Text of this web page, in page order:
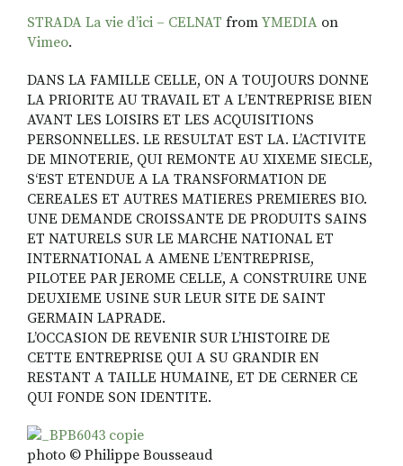
STRADA La vie d’ici – CELNAT from YMEDIA on
Vimeo.
DANS LA FAMILLE CELLE, ON A TOUJOURS DONNE
LA PRIORITE AU TRAVAIL ET A L’ENTREPRISE BIEN
AVANT LES LOISIRS ET LES ACQUISITIONS
PERSONNELLES. LE RESULTAT EST LA. L’ACTIVITE
DE MINOTERIE, QUI REMONTE AU XIXEME SIECLE,
S‘EST ETENDUE A LA TRANSFORMATION DE
CEREALES ET AUTRES MATIERES PREMIERES BIO.
UNE DEMANDE CROISSANTE DE PRODUITS SAINS
ET NATURELS SUR LE MARCHE NATIONAL ET
INTERNATIONAL A AMENE L’ENTREPRISE,
PILOTEE PAR JEROME CELLE, A CONSTRUIRE UNE
DEUXIEME USINE SUR LEUR SITE DE SAINT
GERMAIN LAPRADE.
L’OCCASION DE REVENIR SUR L’HISTOIRE DE
CETTE ENTREPRISE QUI A SU GRANDIR EN
RESTANT A TAILLE HUMAINE, ET DE CERNER CE
QUI FONDE SON IDENTITE.
photo © Philippe Bousseaud